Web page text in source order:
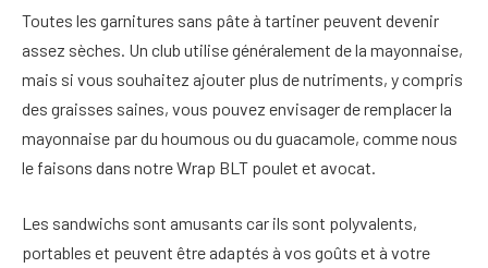
Toutes les garnitures sans pâte à tartiner peuvent devenir
assez sèches. Un club utilise généralement de la mayonnaise,
mais si vous souhaitez ajouter plus de nutriments, y compris
des graisses saines, vous pouvez envisager de remplacer la
mayonnaise par du houmous ou du guacamole, comme nous
le faisons dans notre Wrap BLT poulet et avocat.
Les sandwichs sont amusants car ils sont polyvalents,
portables et peuvent être adaptés à vos goûts et à votre